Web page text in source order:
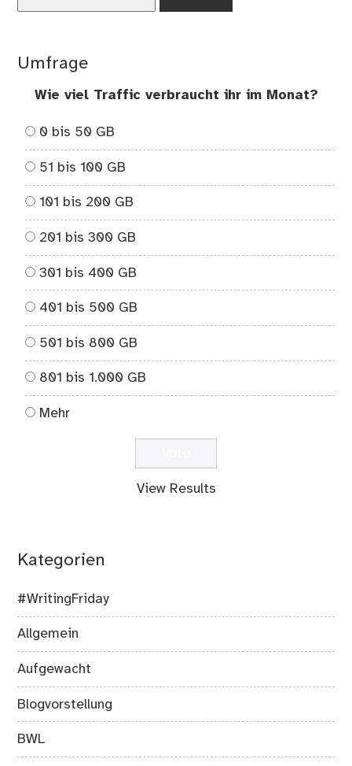
Umfrage
Wie viel Traffic verbraucht ihr im Monat?
0 bis 50 GB
51 bis 100 GB
101 bis 200 GB
201 bis 300 GB
301 bis 400 GB
401 bis 500 GB
501 bis 800 GB
801 bis 1.000 GB
Mehr
View Results
Kategorien
#WritingFriday
Allgemein
Aufgewacht
Blogvorstellung
BWL